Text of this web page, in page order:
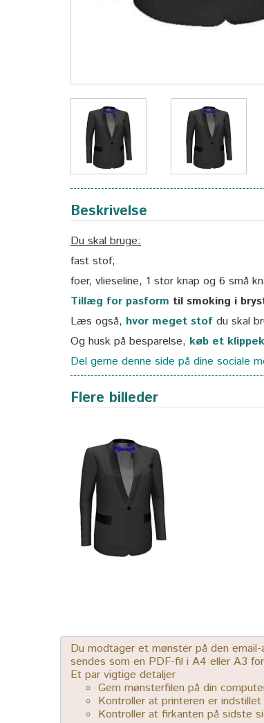
Beskrivelse
Du skal bruge:
fast stof;
foer, vlieseline, 1 stor knap og 6 små
Tillæg for pasform til smoking i
Læs også, hvor meget stof du skal
Og husk på besparelse, køb et
Del gerne denne side på dine sociale
Flere billeder
Du modtager et mønster på den
sendes som en PDF-fil i A4 eller A3
Et par vigtige detaljer
Gem mønsterfilen på din
Kontroller at printeren er
Kontroller at firkanten på sidste